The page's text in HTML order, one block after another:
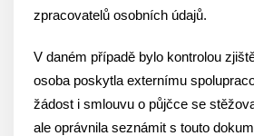
zpracovatelů osobních údajů.
V daném případě bylo kontrolou
osoba poskytla externímu
žádost i smlouvu o půjčce se
ale oprávnila seznámit s touto